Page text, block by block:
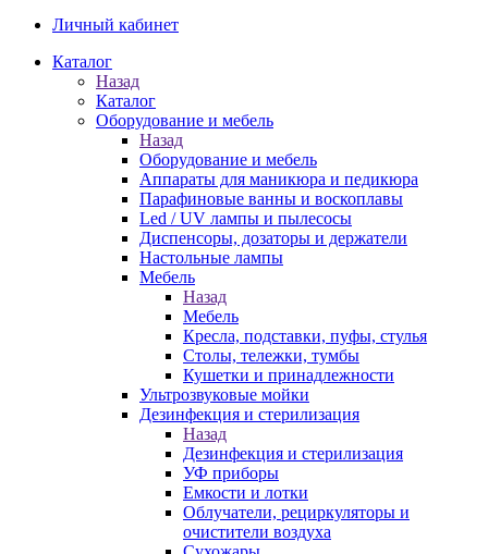
Личный кабинет
Каталог
Назад
Каталог
Оборудование и мебель
Назад
Оборудование и мебель
Аппараты для маникюра и педикюра
Парафиновые ванны и воскоплавы
Led / UV лампы и пылесосы
Диспенсоры, дозаторы и держатели
Настольные лампы
Мебель
Назад
Мебель
Кресла, подставки, пуфы, стулья
Столы, тележки, тумбы
Кушетки и принадлежности
Ультрозвуковые мойки
Дезинфекция и стерилизация
Назад
Дезинфекция и стерилизация
УФ приборы
Емкости и лотки
Облучатели, рециркуляторы и
очистители воздуха